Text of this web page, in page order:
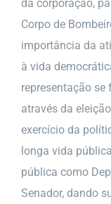
da corporação,
Corpo de
importância da
à vida
representação se
através da
exercício da
longa vida
pública como
Senador, dando